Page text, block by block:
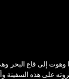
إلى قاع البحر
على هذه السفينة